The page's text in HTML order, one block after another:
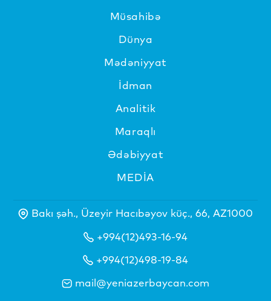
Müsahibə
Dünya
Mədəniyyat
İdman
Analitik
Maraqlı
Ədəbiyyat
MEDİA
Bakı şəh., Üzeyir Hacıbəyov küç., 66, AZ1000
+994(12)493-16-94
+994(12)498-19-84
mail@yeniazerbaycan.com